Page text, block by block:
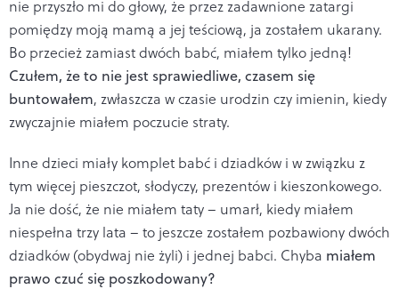
nie przyszło mi do głowy, że przez zadawnione zatargi
pomiędzy moją mamą a jej teściową, ja zostałem ukarany.
Bo przecież zamiast dwóch babć, miałem tylko jedną!
Czułem, że to nie jest sprawiedliwe, czasem się
buntowałem, zwłaszcza w czasie urodzin czy imienin, kiedy
zwyczajnie miałem poczucie straty.
Inne dzieci miały komplet babć i dziadków i w związku z
tym więcej pieszczot, słodyczy, prezentów i kieszonkowego.
Ja nie dość, że nie miałem taty – umarł, kiedy miałem
niespełna trzy lata – to jeszcze zostałem pozbawiony dwóch
dziadków (obydwaj nie żyli) i jednej babci. Chyba miałem
prawo czuć się poszkodowany?